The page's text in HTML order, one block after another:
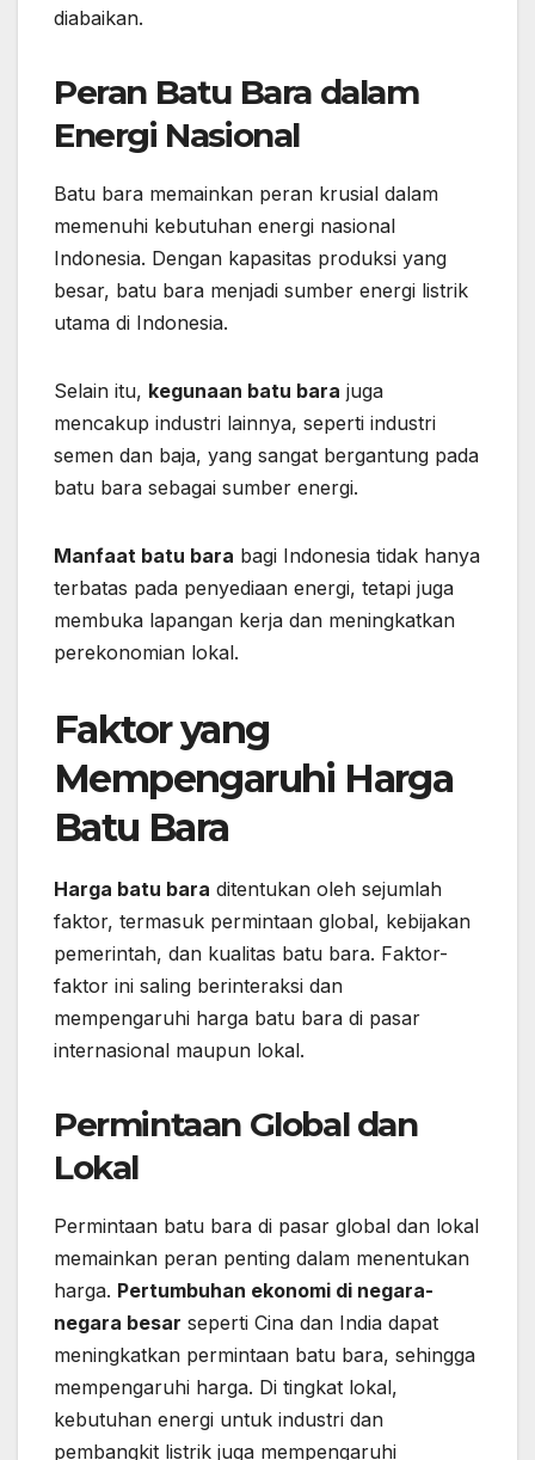
diabaikan.
Peran Batu Bara dalam
Energi Nasional
Batu bara memainkan peran krusial dalam
memenuhi kebutuhan energi nasional
Indonesia. Dengan kapasitas produksi yang
besar, batu bara menjadi sumber energi listrik
utama di Indonesia.
Selain itu, kegunaan batu bara juga
mencakup industri lainnya, seperti industri
semen dan baja, yang sangat bergantung pada
batu bara sebagai sumber energi.
Manfaat batu bara bagi Indonesia tidak hanya
terbatas pada penyediaan energi, tetapi juga
membuka lapangan kerja dan meningkatkan
perekonomian lokal.
Faktor yang
Mempengaruhi Harga
Batu Bara
Harga batu bara ditentukan oleh sejumlah
faktor, termasuk permintaan global, kebijakan
pemerintah, dan kualitas batu bara. Faktor-
faktor ini saling berinteraksi dan
mempengaruhi harga batu bara di pasar
internasional maupun lokal.
Permintaan Global dan
Lokal
Permintaan batu bara di pasar global dan lokal
memainkan peran penting dalam menentukan
harga. Pertumbuhan ekonomi di negara-
negara besar seperti Cina dan India dapat
meningkatkan permintaan batu bara, sehingga
mempengaruhi harga. Di tingkat lokal,
kebutuhan energi untuk industri dan
pembangkit listrik juga mempengaruhi